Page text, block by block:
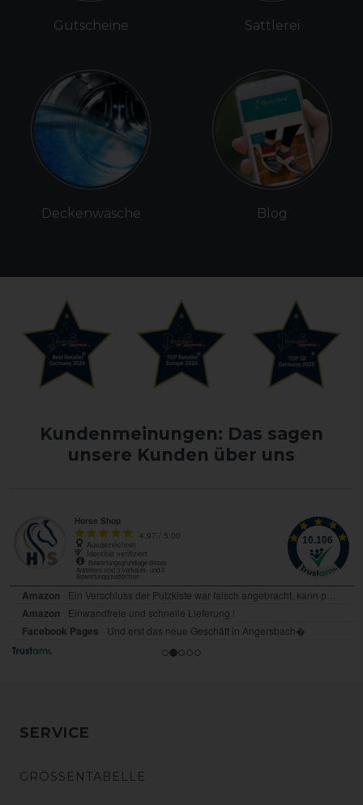
Gutscheine
Deckenwäsche
Sattlerei
Blog
Kundenmeinungen: Das sagen
unsere Kunden über uns
SERVICE
GRÖSSENTABELLE